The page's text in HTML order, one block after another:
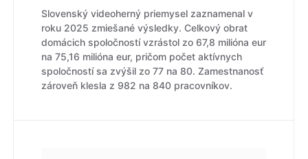
Slovenský videoherný priemysel zaznamenal v
roku 2025 zmiešané výsledky. Celkový obrat
domácich spoločností vzrástol zo 67,8 milióna eur
na 75,16 milióna eur, pričom počet aktívnych
spoločností sa zvýšil zo 77 na 80. Zamestnanosť
zároveň klesla z 982 na 840 pracovníkov.